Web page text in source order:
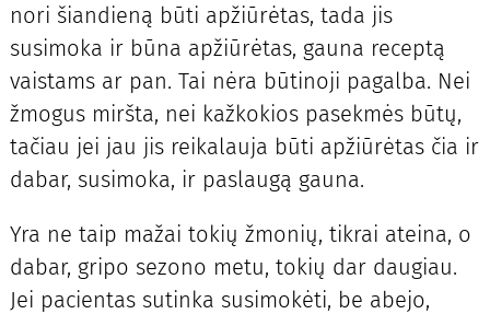
nori šiandieną būti apžiūrėtas, tada jis
susimoka ir būna apžiūrėtas, gauna receptą
vaistams ar pan. Tai nėra būtinoji pagalba. Nei
žmogus miršta, nei kažkokios pasekmės būtų,
tačiau jei jau jis reikalauja būti apžiūrėtas čia ir
dabar, susimoka, ir paslaugą gauna.
Yra ne taip mažai tokių žmonių, tikrai ateina, o
dabar, gripo sezono metu, tokių dar daugiau.
Jei pacientas sutinka susimokėti, be abejo,